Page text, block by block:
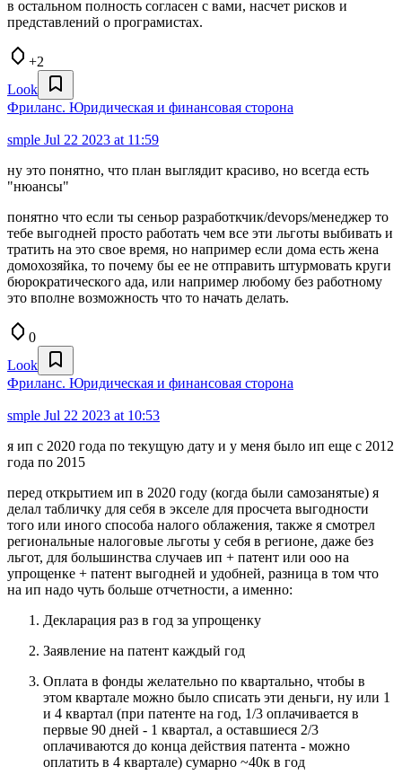
в остальном полность согласен с вами, насчет рисков и
представлений о програмистах.
+2
Look
Фриланс. Юридическая и финансовая сторона
smple Jul 22 2023 at 11:59
ну это понятно, что план выглядит красиво, но всегда есть
"нюансы"
понятно что если ты сеньор разработкчик/devops/менеджер то
тебе выгодней просто работать чем все эти льготы выбивать и
тратить на это свое время, но например если дома есть жена
домохозяйка, то почему бы ее не отправить штурмовать круги
бюрократического ада, или например любому без работному
это вполне возможность что то начать делать.
0
Look
Фриланс. Юридическая и финансовая сторона
smple Jul 22 2023 at 10:53
я ип с 2020 года по текущую дату и у меня было ип еще с 2012
года по 2015
перед открытием ип в 2020 году (когда были самозанятые) я
делал табличку для себя в экселе для просчета выгодности
того или иного способа налого облажения, также я смотрел
региональные налоговые льготы у себя в регионе, даже без
льгот, для большинства случаев ип + патент или ооо на
упрощенке + патент выгодней и удобней, разница в том что
на ип надо чуть больше отчетности, а именно:
Декларация раз в год за упрощенку
Заявление на патент каждый год
Оплата в фонды желательно по квартально, чтобы в
этом квартале можно было списать эти деньги, ну или 1
и 4 квартал (при патенте на год, 1/3 оплачивается в
первые 90 дней - 1 квартал, а оставшиеся 2/3
оплачиваются до конца действия патента - можно
оплатить в 4 квартале) сумарно ~40к в год